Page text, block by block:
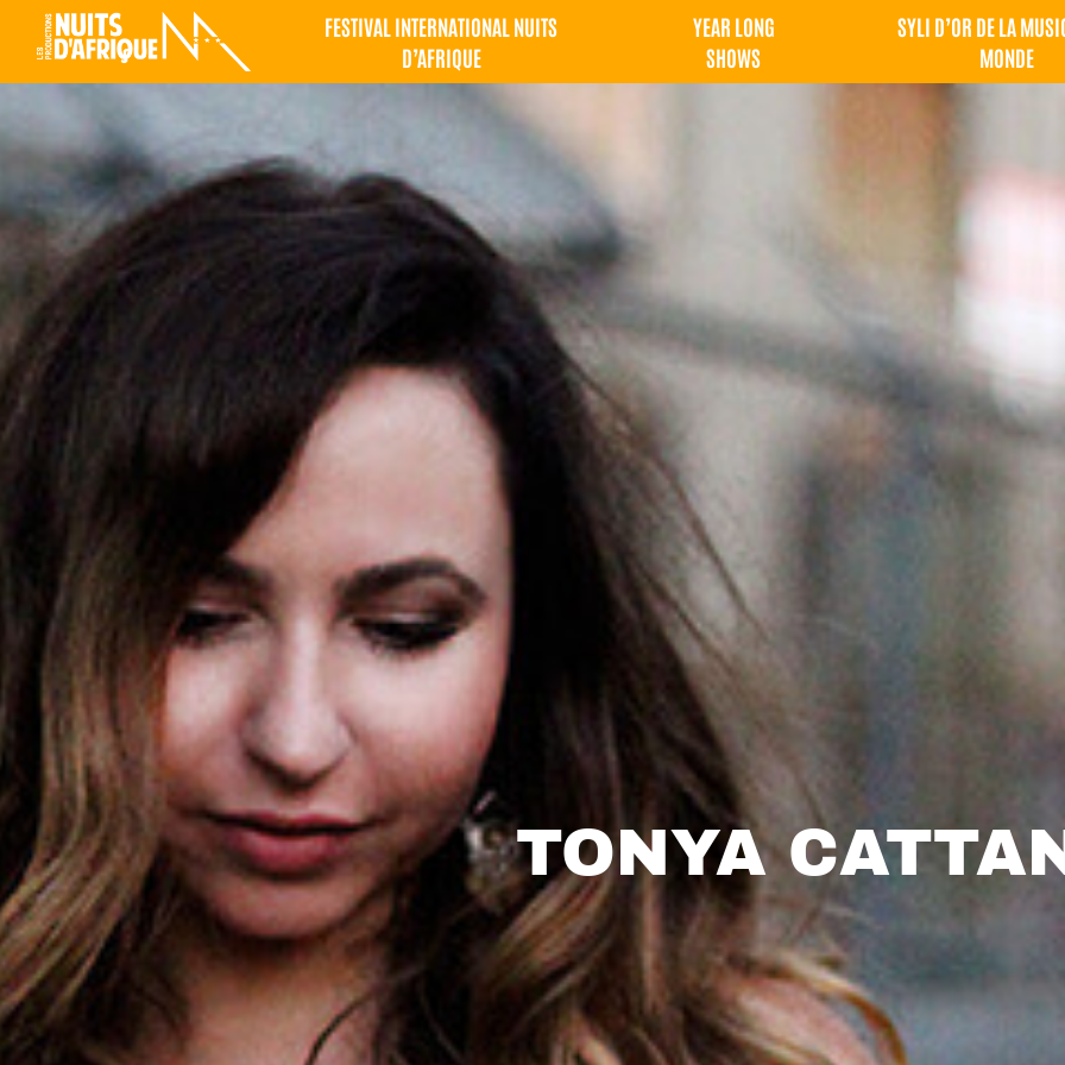
FESTIVAL INTERNATIONAL NUITS
D’AFRIQUE
YEAR LONG
SHOWS
SYLI D’OR DE LA
MONDE
TONYA